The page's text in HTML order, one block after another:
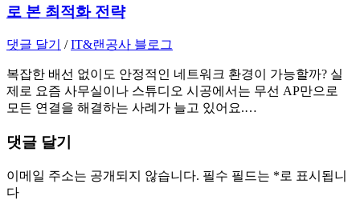
로 본 최적화 전략
댓글 달기 /IT&랜공사 블로그
복잡한 배선 없이도 안정적인 네트워크 환경이 가능할까? 실
제로 요즘 사무실이나 스튜디오 시공에서는 무선 AP만으로
모든 연결을 해결하는 사례가 늘고 있어요.…
댓글 달기
이메일 주소는 공개되지 않습니다. 필수 필드는 *로 표시됩니
다